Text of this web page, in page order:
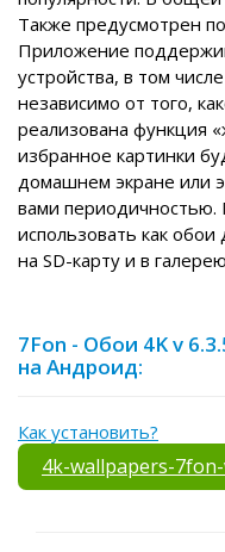
Также предусмотрен
Приложение
устройства, в том
независимо от того,
реализована функция
избранное картинки
домашнем экране или
вами
использовать как
на SD-карту и в
7Fon - Обои 4K v
на Андроид:
Как установить?
4k-wallpapers-